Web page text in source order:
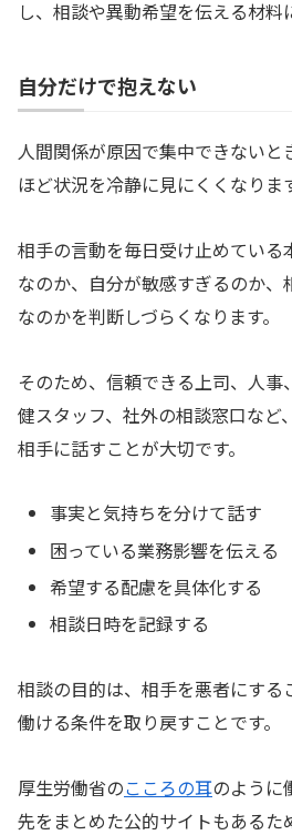
し、相談や異動希望を伝える材料
自分だけで抱えない
人間関係が原因で集中できないと
ほど状況を冷静に見にくくなりま
相手の言動を毎日受け止めている
なのか、自分が敏感すぎるのか
なのかを判断しづらくなります。
そのため、信頼できる上司、人
健スタッフ、社外の相談窓口など
相手に話すことが大切です。
事実と気持ちを分けて話す
困っている業務影響を伝える
希望する配慮を具体化する
相談日時を記録する
相談の目的は、相手を悪者にする
働ける条件を取り戻すことです。
厚生労働省のこころの耳のように
先をまとめた公的サイトもあるた